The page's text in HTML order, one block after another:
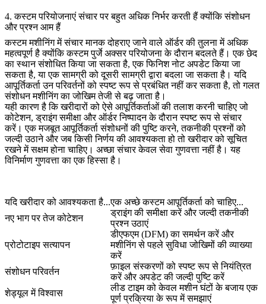
4. कस्टम परियोजनाएं संचार पर बहुत अधिक निर्भर करती हैं क्योंकि संशोधन
और प्रश्न आम हैं
कस्टम मशीनिंग में संचार मानक दोहराए जाने वाले ऑर्डर की तुलना में अधिक
महत्वपूर्ण है क्योंकि कस्टम पुर्जे अक्सर परियोजना के दौरान बदलते हैं। एक छेद
का स्थान संशोधित किया जा सकता है, एक फिनिश नोट अपडेट किया जा
सकता है, या एक सामग्री को दूसरी सामग्री द्वारा बदला जा सकता है। यदि
आपूर्तिकर्ता उन परिवर्तनों को स्पष्ट रूप से प्रबंधित नहीं कर सकता है, तो गलत
संशोधन मशीनिंग का जोखिम तेजी से बढ़ जाता है।
यही कारण है कि खरीदारों को ऐसे आपूर्तिकर्ताओं की तलाश करनी चाहिए जो
कोटेशन, ड्राइंग समीक्षा और ऑर्डर निष्पादन के दौरान स्पष्ट रूप से संचार
करें। एक मजबूत आपूर्तिकर्ता संशोधनों की पुष्टि करने, तकनीकी प्रश्नों को
जल्दी उठाने और जब किसी निर्णय की आवश्यकता हो तो खरीदार को सूचित
रखने में सक्षम होना चाहिए। अच्छा संचार केवल सेवा गुणवत्ता नहीं है। यह
विनिर्माण गुणवत्ता का एक हिस्सा है।
यदि खरीदार को आवश्यकता है...एक अच्छे कस्टम आपूर्तिकर्ता को चाहिए...
नए भाग पर तेज कोटेशन
ड्राइंग की समीक्षा करें और जल्दी तकनीकी
प्रश्न उठाएं
प्रोटोटाइप सत्यापन
डीएफएम (DFM) का समर्थन करें और
मशीनिंग से पहले सुविधा जोखिमों की व्याख्या
करें
संशोधन परिवर्तन
फ़ाइल संस्करणों को स्पष्ट रूप से नियंत्रित
करें और अपडेट की जल्दी पुष्टि करें
शेड्यूल में विश्वास
लीड टाइम को केवल मशीन घंटों के बजाय एक
पूर्ण प्रक्रिया के रूप में समझाएं